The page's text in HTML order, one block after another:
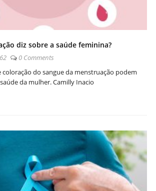
diz sobre a saúde feminina?
0 Comments
coloração do sangue da menstruação podem
da mulher. Camilly Inacio